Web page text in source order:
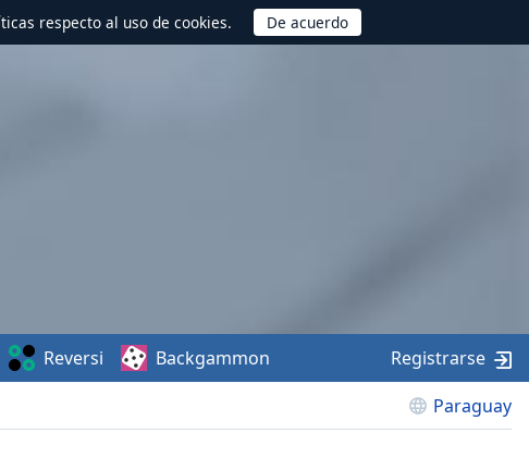
respecto al uso de cookies.
Paraguay
Reversi Backgammon Registrarse